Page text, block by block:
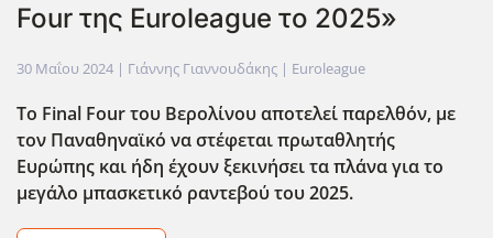
Four της Euroleague το 2025»
30 Μαΐου 2024 | Γιάννης Γιαννουδάκης | Euroleague
Το Final Fourτου Βερολίνου αποτελεί παρελθόν, με
τον Παναθηναϊκό να στέφεται πρωταθλητής
Ευρώπης και ήδη έχουν ξεκινήσει τα πλάνα για το
μεγάλο μπασκετικό ραντεβού του 2025.